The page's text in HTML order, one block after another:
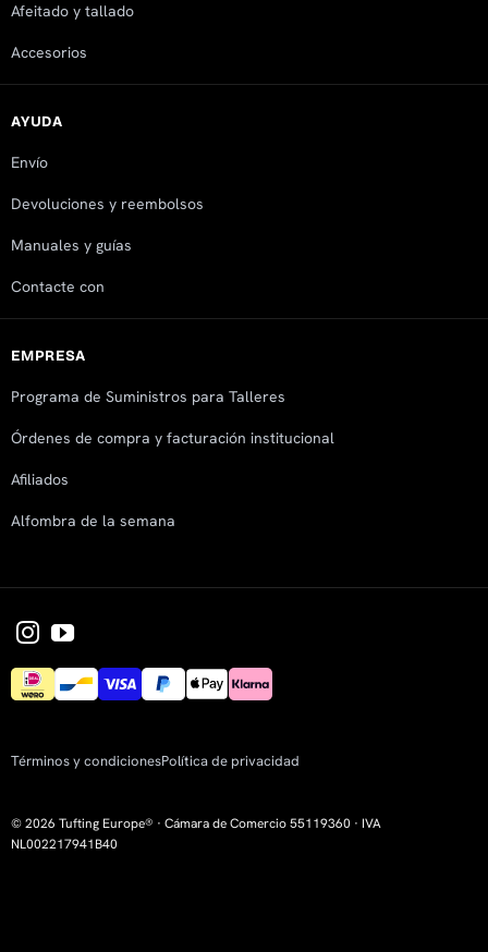
Afeitado y tallado
Accesorios
AYUDA
Envío
Devoluciones y reembolsos
Manuales y guías
Contacte con
EMPRESA
Programa de Suministros para Talleres
Órdenes de compra y facturación institucional
Afiliados
Alfombra de la semana
Términos y condicionesPolítica de privacidad
© 2026 Tufting Europe® · Cámara de Comercio 55119360 · IVA
NL002217941B40